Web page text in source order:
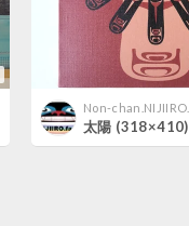
太陽 (318×410)